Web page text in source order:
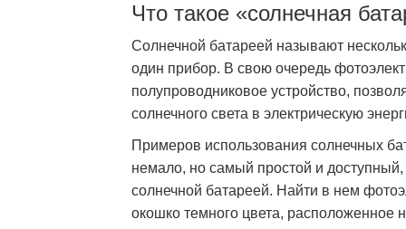
Что такое «солнечная
Солнечной батареей называют
один прибор. В свою очередь
полупроводниковое устройство,
солнечного света в электрическую
Примеров использования солнечных
немало, но самый простой и
солнечной батареей. Найти в нем
окошко темного цвета, расположенное